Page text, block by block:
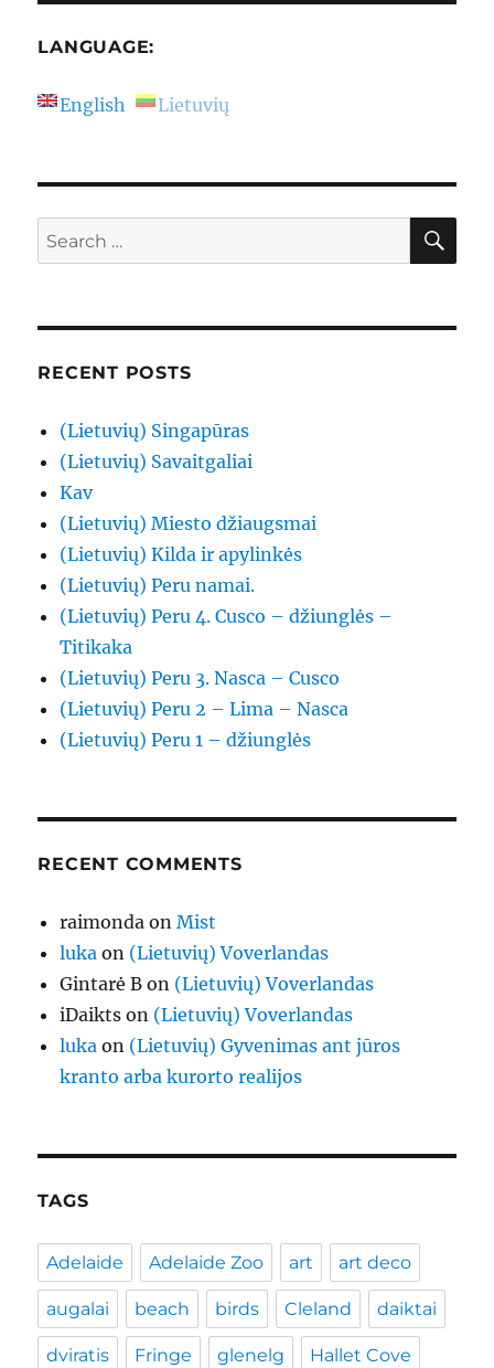
LANGUAGE:
English Lietuvių
Search
for:
RECENT POSTS
(Lietuvių) Singapūras
(Lietuvių) Savaitgaliai
Kav
(Lietuvių) Miesto džiaugsmai
(Lietuvių) Kilda ir apylinkės
(Lietuvių) Peru namai.
(Lietuvių) Peru 4. Cusco – džiunglės –
Titikaka
(Lietuvių) Peru 3. Nasca – Cusco
(Lietuvių) Peru 2 – Lima – Nasca
(Lietuvių) Peru 1 – džiunglės
RECENT COMMENTS
raimonda onMist
luka on (Lietuvių) Voverlandas
Gintarė B on (Lietuvių) Voverlandas
iDaikts on (Lietuvių) Voverlandas
luka on (Lietuvių) Gyvenimas ant jūros
kranto arba kurorto realijos
TAGS
Adelaide Adelaide Zoo art art deco
augalai beach birds Cleland daiktai
dviratis Fringe glenelg Hallet Cove